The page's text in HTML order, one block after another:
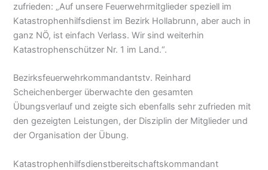
zufrieden: „Auf unsere Feuerwehrmitglieder speziell im
Katastrophenhilfsdienst im Bezirk Hollabrunn, aber auch in
ganz NÖ, ist einfach Verlass. Wir sind weiterhin
Katastrophenschützer Nr. 1 im Land.“.
Bezirksfeuerwehrkommandantstv. Reinhard
Scheichenberger überwachte den gesamten
Übungsverlauf und zeigte sich ebenfalls sehr zufrieden mit
den gezeigten Leistungen, der Disziplin der Mitglieder und
der Organisation der Übung.
Katastrophenhilfsdienstbereitschaftskommandant